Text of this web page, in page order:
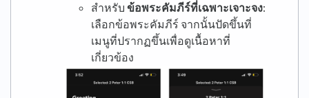
สำหรับ ข้อพระคัมภีร์ที่เฉพาะเจาะจง:
เลือกข้อพระคัมภีร์ จากนั้นปัดขึ้นที่
เมนูที่ปรากฏขึ้นเพื่อดูเนื้อหาที่
เกี่ยวข้อง